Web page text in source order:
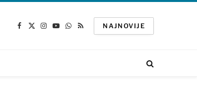
Facebook
X
Instagram
YouTube
WhatsApp
RSS
NAJNOVIJE